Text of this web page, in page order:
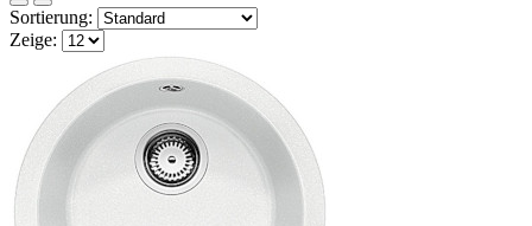
Sortierung:
Zeige: